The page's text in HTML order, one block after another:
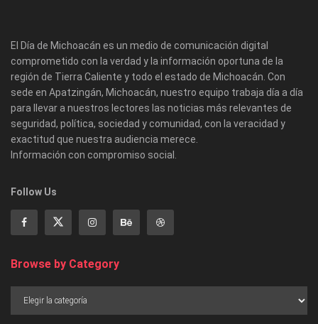
El Día de Michoacán es un medio de comunicación digital
comprometido con la verdad y la información oportuna de la
región de Tierra Caliente y todo el estado de Michoacán. Con
sede en Apatzingán, Michoacán, nuestro equipo trabaja día a día
para llevar a nuestros lectores las noticias más relevantes de
seguridad, política, sociedad y comunidad, con la veracidad y
exactitud que nuestra audiencia merece.
Información con compromiso social.
Follow Us
Browse by Category